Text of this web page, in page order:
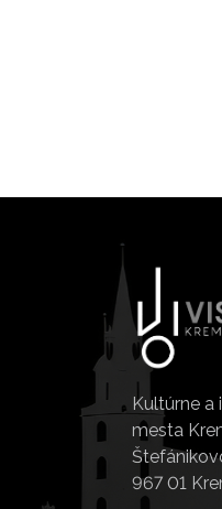
Kultúrne
mesta
967 01